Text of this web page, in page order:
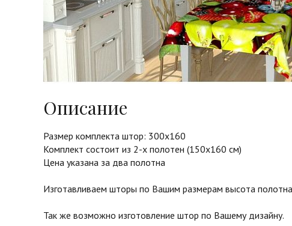
Описание
Размер комплекта штор: 300х160
Комплект состоит из 2-х полотен (150х160 см)
Цена указана за два полотна
Изготавливаем шторы по Вашим размерам высота
Так же возможно изготовление штор по Вашему дизайну.